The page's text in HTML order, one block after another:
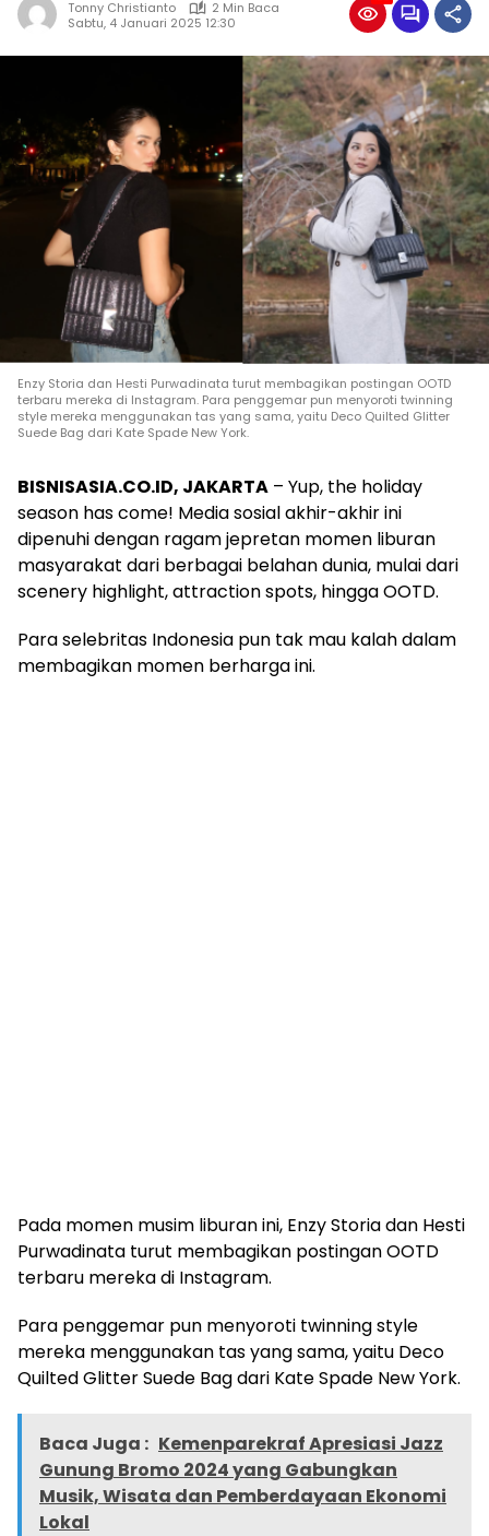
Tonny Christianto
2 Min Baca
Sabtu, 4 Januari 2025 12:30
Enzy Storia dan Hesti Purwadinata turut membagikan postingan OOTD
terbaru mereka di Instagram. Para penggemar pun menyoroti twinning
style mereka menggunakan tas yang sama, yaitu Deco Quilted Glitter
Suede Bag dari Kate Spade New York.
BISNISASIA.CO.ID, JAKARTA – Yup, the holiday
season has come! Media sosial akhir-akhir ini
dipenuhi dengan ragam jepretan momen liburan
masyarakat dari berbagai belahan dunia, mulai dari
scenery highlight, attraction spots, hingga OOTD.
Para selebritas Indonesia pun tak mau kalah dalam
membagikan momen berharga ini.
Pada momen musim liburan ini, Enzy Storia dan Hesti
Purwadinata turut membagikan postingan OOTD
terbaru mereka di Instagram.
Para penggemar pun menyoroti twinning style
mereka menggunakan tas yang sama, yaitu Deco
Quilted Glitter Suede Bag dari Kate Spade New York.
Baca Juga : Kemenparekraf Apresiasi Jazz
Gunung Bromo 2024 yang Gabungkan
Musik, Wisata dan Pemberdayaan Ekonomi
Lokal